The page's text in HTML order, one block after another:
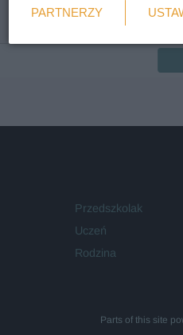
Weryfikacja
Wymagane
Przedszkolak
Uczeń
Rodzina
Parts of this site
PARTNERZY